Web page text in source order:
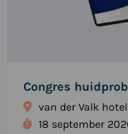
Congres
van der Valk
18 september